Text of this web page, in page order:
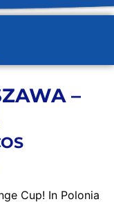
–
Cup! In Polonia